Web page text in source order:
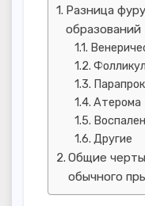
Разница
образований
Атерома
Другие
Общие
обычного